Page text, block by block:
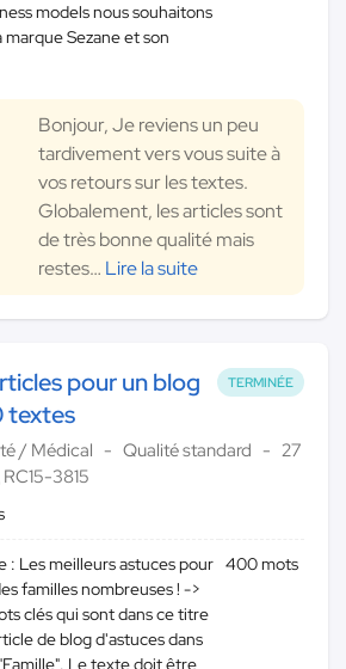
models nous souhaitons
marque Sezane et son
Bonjour, Je reviens un peu
tardivement vers vous suite à
vos retours sur les textes.
Globalement, les articles sont
de très bonne qualité mais
restes… Lire la suite
TERMINÉE
pour un blog
textes
/ Médical Qualité standard
27
RC15-3815
: Les meilleurs astuces pour
familles nombreuses ! ->
clés qui sont dans ce titre
de blog d'astuces dans
Le texte doit être
400 mots